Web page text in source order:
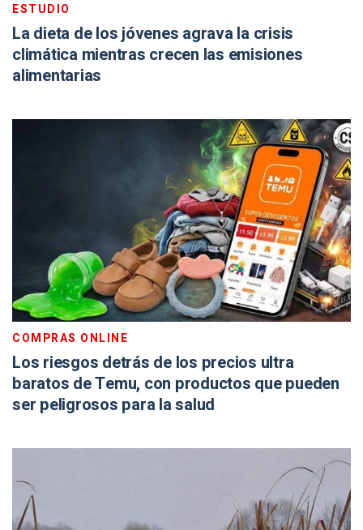
ESTUDIO
La dieta de los jóvenes agrava la crisis
climática mientras crecen las emisiones
alimentarias
COMPRAS ONLINE
Los riesgos detrás de los precios ultra
baratos de Temu, con productos que pueden
ser peligrosos para la salud